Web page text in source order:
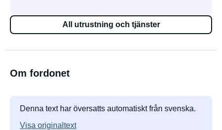
All utrustning och tjänster
Om fordonet
Denna text har översatts automatiskt från svenska.
Visa originaltext